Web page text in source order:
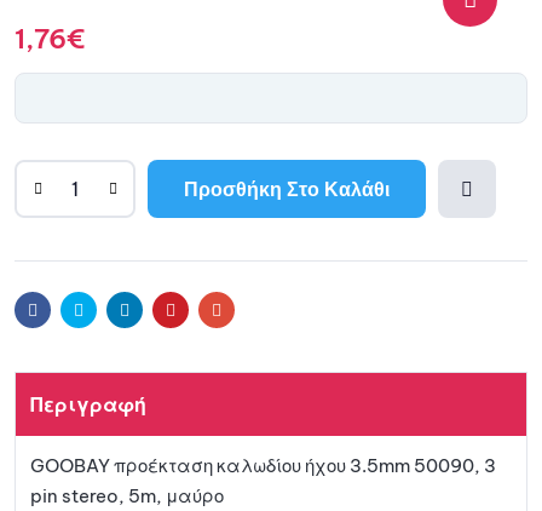
1,76€
Προσθήκη Στο Καλάθι
αγαπη
l
r
FacebookTwitter LinkedinPinterestEmail
Περιγραφή
GOOBAY προέκταση καλωδίου ήχου 3.5mm 50090, 3
pin stereo, 5m, μαύρο